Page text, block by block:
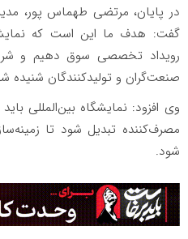
در پایان، مرتضی طهماس پور،
گفت: هدف ما این است که
رویداد تخصصی سوق دهیم و
صنعت‌گران و تولیدکنندگان شنیده
وی افزود: نمایشگاه بین‌المللی
مصرف‌کننده تبدیل شود تا
شود.